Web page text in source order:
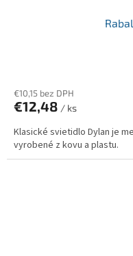
€10,15 bez DPH
€12,48 / ks
Klasické svietidlo Dylan je
vyrobené z kovu a plastu.